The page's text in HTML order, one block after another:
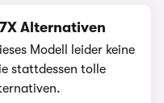
Alternativen
Modell leider keine
stattdessen tolle